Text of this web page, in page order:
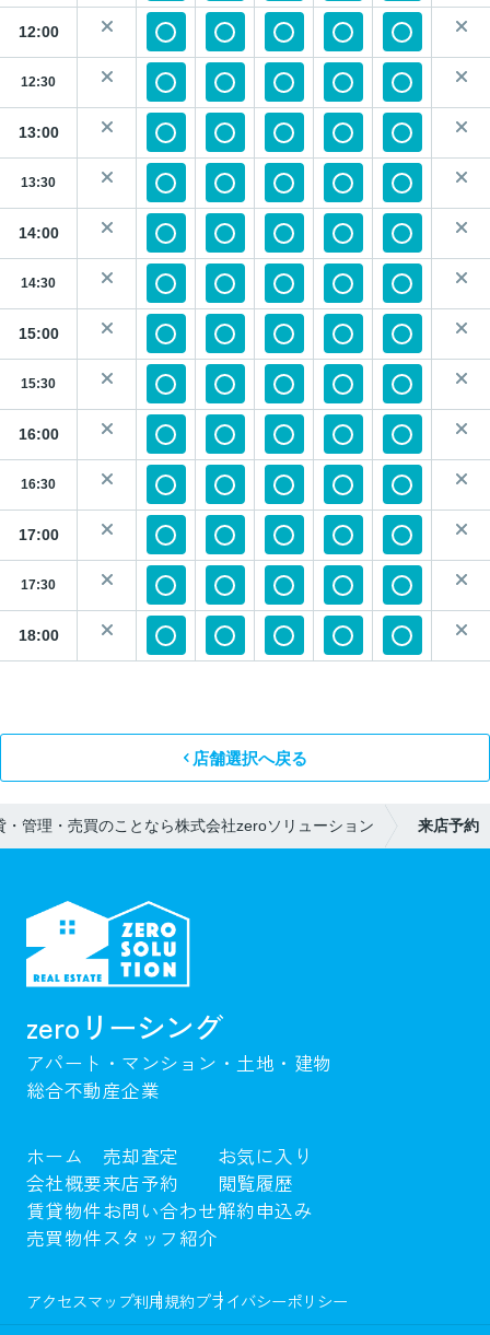
12:00
12:30
13:00
13:30
14:00
14:30
15:00
15:30
16:00
16:30
17:00
17:30
18:00
店舗選択へ戻る
・管理・売買のことなら株式会社zeroソリューション 来店予約
zeroリーシング
アパート・マンション・土地・建物
総合不動産企業
ホーム
会社概要
賃貸物件
売買物件
売却査定
来店予約
お問い合わせ
スタッフ紹介
お気に入り
閲覧履歴
解約申込み
アクセスマップ利用規約プライバシーポリシー